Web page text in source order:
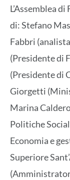
L’Assemblea
di: Stefano
Fabbri
(Presidente di
(Presidente di
Giorgetti
Marina
Politiche
Economia e
Superiore